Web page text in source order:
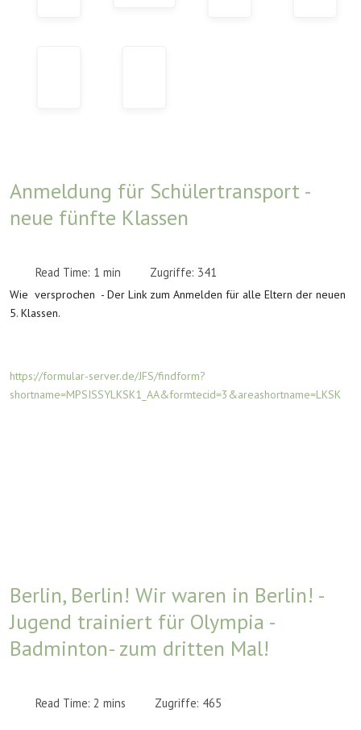
Anmeldung für Schülertransport -
neue fünfte Klassen
Read Time: 1 min Zugriffe: 341
Wie versprochen - Der Link zum Anmelden für alle Eltern der neuen
5. Klassen.
https://formular-server.de/JFS/findform?
shortname=MPSISSYLKSK1_AA&formtecid=3&areashortname=LKSK
Berlin, Berlin! Wir waren in Berlin! -
Jugend trainiert für Olympia -
Badminton- zum dritten Mal!
Read Time: 2 mins Zugriffe: 465